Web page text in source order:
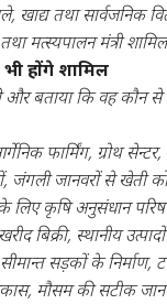
खाद्य तथा सार्वजनिक
मत्स्यपालन मंत्री
होंगे शामिल
बताया कि वह कौन
फार्मिंग, ग्रोथ
जंगली जानवरों से खेती
लिए कृषि अनुसंधान
बिक्री, स्थानीय
सड़कों के निर्माण,
मौसम की सटीक